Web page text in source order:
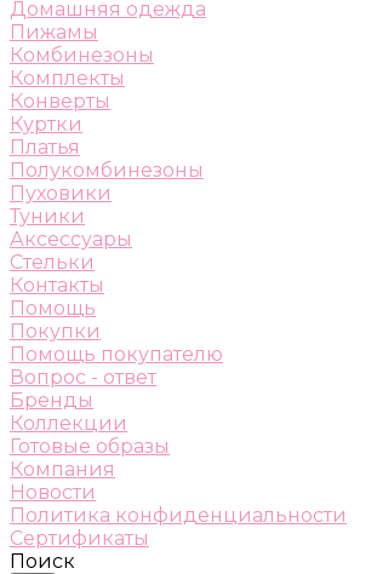
Домашняя одежда
Пижамы
Комбинезоны
Комплекты
Конверты
Куртки
Платья
Полукомбинезоны
Пуховики
Туники
Аксессуары
Стельки
Контакты
Помощь
Покупки
Помощь покупателю
Вопрос - ответ
Бренды
Коллекции
Готовые образы
Компания
Новости
Политика конфиденциальности
Сертификаты
Поиск